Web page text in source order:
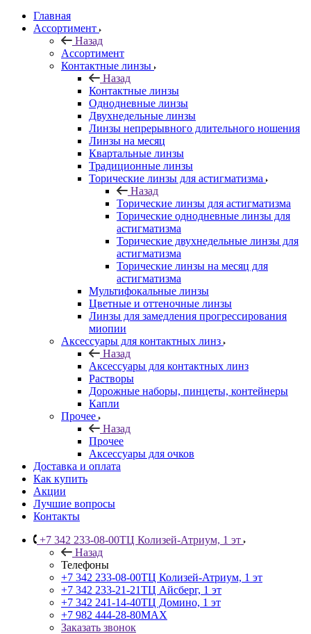
Главная
Ассортимент
Назад
Ассортимент
Контактные линзы
Назад
Контактные линзы
Однодневные линзы
Двухнедельные линзы
Линзы непрерывного длительного ношения
Линзы на месяц
Квартальные линзы
Традиционные линзы
Торические линзы для астигматизма
Назад
Торические линзы для астигматизма
Торические однодневные линзы для
астигматизма
Торические двухнедельные линзы для
астигматизма
Торические линзы на месяц для
астигматизма
Мультифокальные линзы
Цветные и оттеночные линзы
Линзы для замедления прогрессирования
миопии
Аксессуары для контактных линз
Назад
Аксессуары для контактных линз
Растворы
Дорожные наборы, пинцеты, контейнеры
Капли
Прочее
Назад
Прочее
Аксессуары для очков
Доставка и оплата
Как купить
Акции
Лучшие вопросы
Контакты
+7 342 233-08-00ТЦ Колизей-Атриум, 1 эт
Назад
Телефоны
+7 342 233-08-00ТЦ Колизей-Атриум, 1 эт
+7 342 233-21-21ТЦ Айсберг, 1 эт
+7 342 241-14-40ТЦ Домино, 1 эт
+7 982 444-28-80MAX
Заказать звонок